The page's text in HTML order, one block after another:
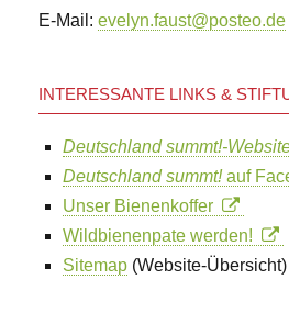
E-Mail: evelyn.faust@posteo.de
INTERESSANTE LINKS &
Deutschland summt!-
Deutschland summt!auf
Unser Bienenkoffer
Wildbienenpate werden!
Sitemap (Website-Übersicht)